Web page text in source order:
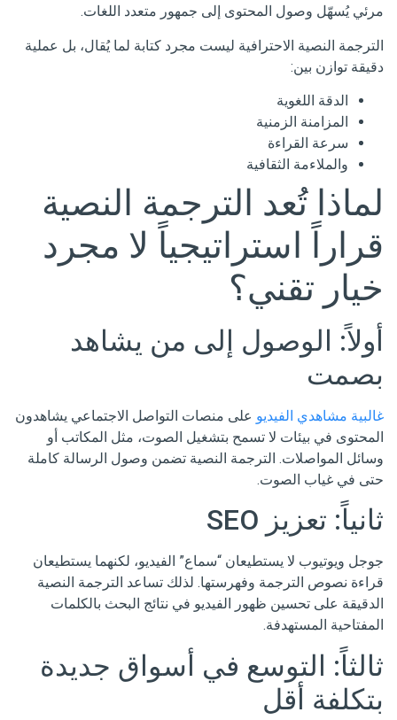
مرئي يُسهّل وصول المحتوى إلى جمهور متعدد اللغات.
الترجمة النصية الاحترافية ليست مجرد كتابة لما يُقال، بل عملية
دقيقة توازن بين:
الدقة اللغوية
المزامنة الزمنية
سرعة القراءة
والملاءمة الثقافية
لماذا تُعد الترجمة النصية
قراراً استراتيجياً لا مجرد
خيار تقني؟
أولاً: الوصول إلى من يشاهد
بصمت
غالبية مشاهدي الفيديو على منصات التواصل الاجتماعي يشاهدون
المحتوى في بيئات لا تسمح بتشغيل الصوت، مثل المكاتب أو
وسائل المواصلات. الترجمة النصية تضمن وصول الرسالة كاملة
حتى في غياب الصوت.
ثانياً: تعزيز SEO
جوجل ويوتيوب لا يستطيعان “سماع” الفيديو، لكنهما يستطيعان
قراءة نصوص الترجمة وفهرستها. لذلك تساعد الترجمة النصية
الدقيقة على تحسين ظهور الفيديو في نتائج البحث بالكلمات
المفتاحية المستهدفة.
ثالثاً: التوسع في أسواق جديدة
بتكلفة أقل